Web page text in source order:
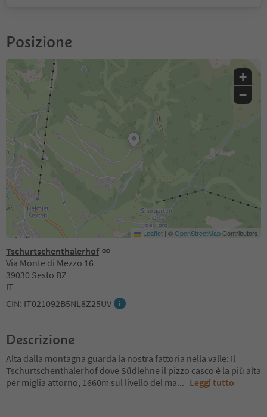
Posizione
Tschurtschenthalerhof
Via Monte di Mezzo 16
39030 Sesto BZ
IT
CIN: IT021092B5NL8Z25UV
+
−
Leaflet | ©OpenStreetMapContributors
Descrizione
Alta dalla montagna guarda la nostra fattoria nella valle: Il
Tschurtschenthalerhof dove Südlehne il pizzo casco è la più alta
per miglia attorno, 1660m sul livello del ma... Leggi tutto